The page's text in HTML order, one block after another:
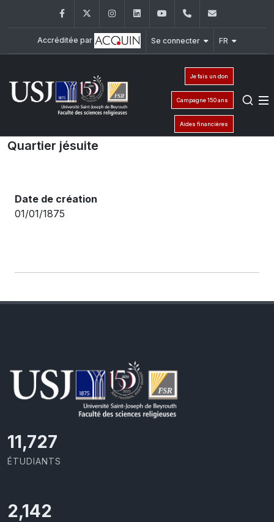
FacebookTwitter InstagramLinkedInYouTube+961 (1) 421 586
Accréditée par Se connecter FR
Je fais un don
Campagne 150 ans
Aides financières
Quartier jésuite
Date de création
01/01/1875
11,727
ÉTUDIANTS
2,142